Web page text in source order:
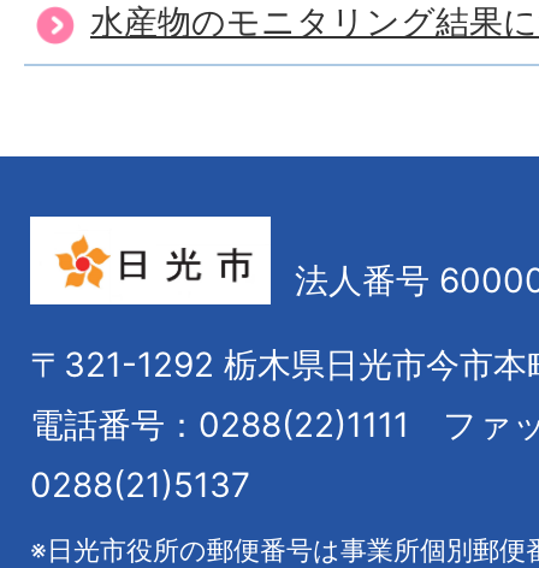
水産物のモニタリング結果
法人番号
〒321-1292 栃木県日光市今市本
電話番号：0288(22)1111
ファ
0288(21)5137
※日光市役所の郵便番号は事業所個別郵